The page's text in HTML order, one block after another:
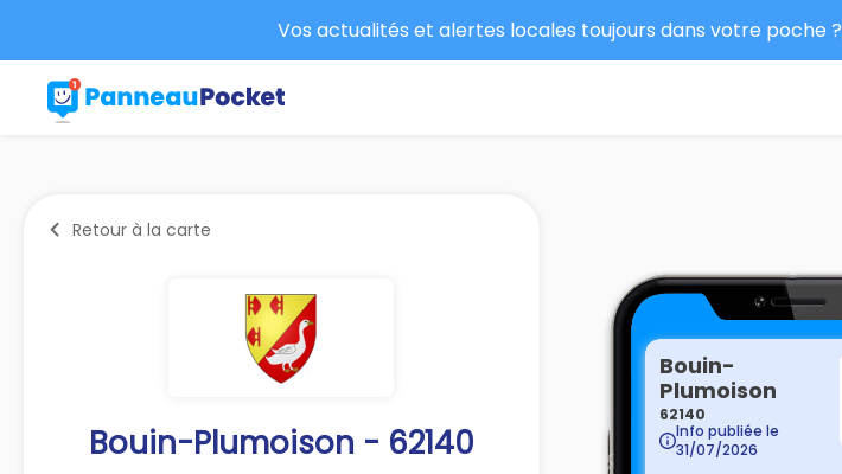
Vos actualités et alertes locales toujours dans votre poche ?
Retour à la carte
Bouin-Plumoison - 62140
Bouin-
Plumoison
62140
Info publiée le
31/07/2026